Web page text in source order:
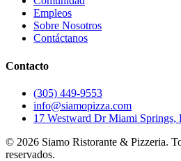
Empleos
Sobre Nosotros
Contáctanos
Contacto
(305) 449-9553
info@siamopizza.com
17 Westward Dr Miami Springs,
© 2026 Siamo Ristorante & Pizzeria.
reservados.